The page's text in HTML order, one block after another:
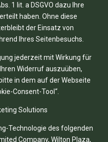
1 lit. a DSGVO dazu Ihre
haben. Ohne diese
der Einsatz von
Ihres Seitenbesuchs.
jederzeit mit Wirkung für
Widerruf auszuüben,
in dem auf der Webseite
Consent-Tool“.
Solutions
Technologie des folgenden
Company, Wilton Plaza,